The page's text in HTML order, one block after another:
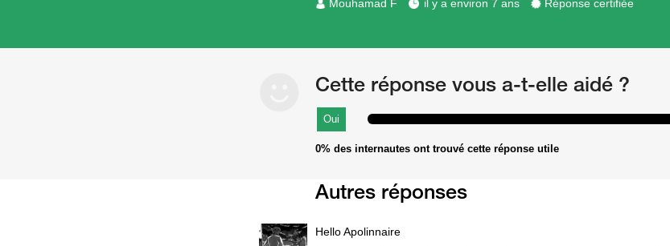
Mouhamad F
il y a environ 7 ans Réponse certifiée
Cette réponse vous a-t-elle aidé ?
Oui
0% des internautes ont trouvé cette réponse utile
Autres réponses
Hello Apolinnaire